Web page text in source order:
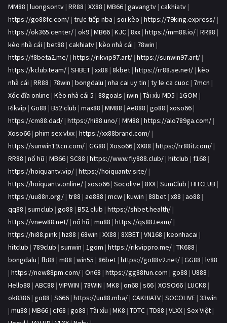
MM88 | luongsontv | RR88 | XX88 | MB66 | gavangtv | cakhiatv |
https://go88fc.com/ | trực tiếp nba | soi kèo | https://79king.express/ |
https://ok365.center/ | ok9 | MB66 | KJC | 8xx | https://mm88.io/ | RR88 |
kèo nhà cái | bet88 | cakhiatv | kèo nhà cái | 78win |
https://f8beta2.me/ | https://rikvip97.art/ | https://sunwin97.art/ |
https://kclub.team/ | SHBET | xx88 | 8kbet | https://rr88.se.net/ | kèo
nhà cái | RR88 | 78win | bongdalu | nha cai uy tin | ty le ca cuoc | 7mcn |
Xóc đĩa online | Kèo nhà cái 5 | 88goals | iwin | Tài xỉu MD5 | 1GOM |
Rikvip | Go88 | B52 club | max88 | MM88 | Ae888 | go88 | xoso66 |
https://cm88.dad/ | https://hi88.uno/ | MM88 | https://alo789ga.com/ |
Xoso66 | phim sex vlxx | https://xx88brand.com/ |
https://sunwin19.cn.com/ | GG88 | Xoso66 | XX88 | https://rr88it.com/ |
RR88 | nổ hũ | MB66 | SC88 | https://www.fly888.club/ | hitclub | f168 |
https://hoiquantv.vip/ | https://hoiquantv.site/ |
https://hoiquantv.online/ | xoso66 | Socolive | 8XX | SumClub | HITCLUB |
https://uu88n.org/ | tr88 | ae888 | mcw | kuwin | 88bet | x88 | ao88 |
qq88 | sumclub | go88 | B52 club | https://shbet.health/ |
https://vnew88.net/ | nổ hũ | mu88 | https://qs88.team/ |
https://hi88.pink | hz88 | 68win | XX88 | 8XBET | VN168 | keonhacai |
hitclub | 789club | sunwin | 1gom | https://rikvippro.me/ | TK688 |
bongdalu | fb88 | m88 | win55 | 86bet | https://go88v2.net/ | GG88 | lv88
| https://new88pm.com/ | On68 | https://gg88fun.com | go88 | U888 |
Hello88 | ABC88 | VIPWIN | 78WIN | MK8 | on68 | s66 | XOSO66 | LUCK8 |
ok8386 | go88 | S666 | https://uu88.mba/ | CAKHIATV | SOCOLIVE | 33win
| mu88 | MB66 | cf68 | go88 | Tài xỉu | MK8 | TDTC | TD88 | VLXX | Sex Việt |